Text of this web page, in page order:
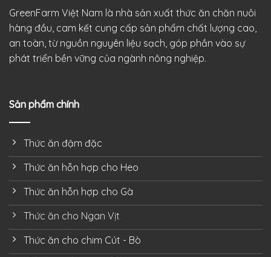
GreenFarm Việt Nam là nhà sản xuất thức ăn chăn nuôi
hàng đầu, cam kết cung cấp sản phẩm chất lượng cao,
an toàn, từ nguồn nguyên liệu sạch, góp phần vào sự
phát triển bền vững của ngành nông nghiệp.
Sản phẩm chính
Thức ăn đậm đặc
Thức ăn hỗn hợp cho Heo
Thức ăn hỗn hợp cho Gà
Thức ăn cho Ngan Vịt
Thức ăn cho chim Cút - Bò